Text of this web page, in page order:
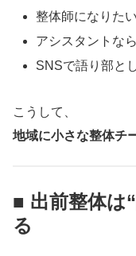
整体師になりたい
アシスタントな
SNSで語り部と
こうして、
地域に小さな整体チ
■ 出前整体は
る